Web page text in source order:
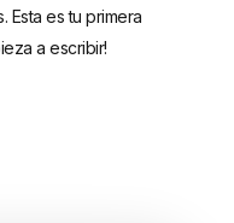
Esta es tu primera
a escribir!